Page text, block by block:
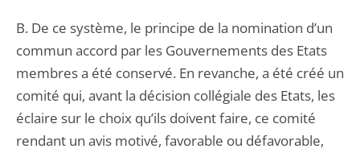
B. De ce système, le principe de la nomination d’un
commun accord par les Gouvernements des Etats
membres a été conservé. En revanche, a été créé un
comité qui, avant la décision collégiale des Etats, les
éclaire sur le choix qu’ils doivent faire, ce comité
rendant un avis motivé, favorable ou défavorable,